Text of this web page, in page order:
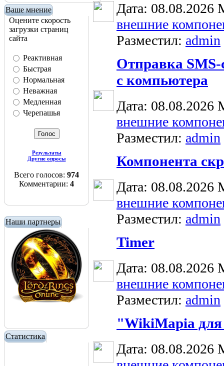
Ваше мнение
Оцените скорость
загрузки страниц
сайта
Реактивная
Быстрая
Нормальная
Неважная
Медленная
Черепашья
Результаты
Другие опросы
Всего голосов: 974
Комментарии: 4
Наши партнеры
Статистика
Дата: 08.08.2026
внешние
Разместил: admin
Отправка SMS-
с компьютера
Дата: 08.08.2026
внешние
Разместил: admin
Компонента
Дата: 08.08.2026
внешние
Разместил: admin
Timer
Дата: 08.08.2026
внешние
Разместил: admin
"WikiMapia
Дата: 08.08.2026